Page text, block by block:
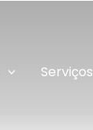
Serviços